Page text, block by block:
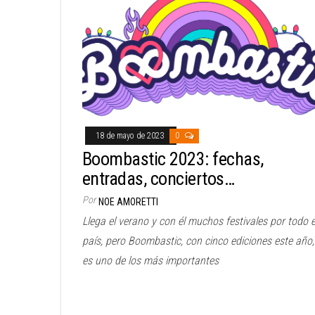
18 de mayo de 2023 0
Boombastic 2023: fechas,
entradas, conciertos…
Por NOE AMORETTI
Llega el verano y con él muchos festivales por todo
país, pero Boombastic, con cinco ediciones este año,
es uno de los más importantes